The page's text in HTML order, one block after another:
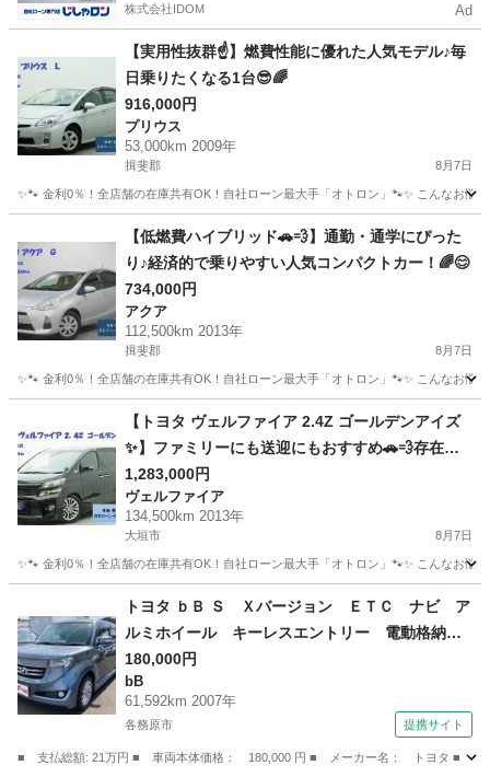
株式会社IDOM Ad
【実用性抜群☝️】燃費性能に優れた人気モデル♪毎
日乗りたくなる1台😎🌈
916,000円
プリウス
53,000km 2009年
揖斐郡 8月7日
✨🐾 金利0％！全店舗の在庫共有OK！自社ローン最大手「オトロン」🐾✨ こんなお
プリウス
【低燃費ハイブリッド🚗💨】通勤・通学にぴった
り♪経済的で乗りやすい人気コンパクトカー！🌈😊
734,000円
アクア
112,500km 2013年
揖斐郡 8月7日
✨🐾 金利0％！全店舗の在庫共有OK！自社ローン最大手「オトロン」🐾✨ こんなお
アクア
【トヨタ ヴェルファイア 2.4Z ゴールデンアイズ
✨】ファミリーにも送迎にもおすすめ🚗💨存在感
抜群の1台♪
1,283,000円
ヴェルファイア
134,500km 2013年
大垣市 8月7日
✨🐾 金利0％！全店舗の在庫共有OK！自社ローン最大手「オトロン」🐾✨ こんなお
ヴェルファイア 車両
トヨタ ｂＢ Ｓ Ｘバージョン ＥＴＣ ナビ ア
ルミホイール キーレスエントリー 電動格納ミ
ラー ＡＴ 衝突安全ボディ ベンチシート Ａ
ＢＳ ＣＤ ＤＶＤ再生 エアコン パワーステ
アリング 現状渡し （なし）
180,000円
bB
61,592km 2007年
各務原市 提携サイト
■ 支払総額: 21万円 ■ 車両本体価格： 180,000 円 ■ メーカー名： トヨタ ■